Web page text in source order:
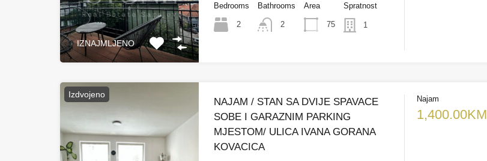
IZNAJMLJENO
Bedrooms
2
Bathrooms
2
Area
75
Spratnost
1
Izdvojeno
NAJAM / STAN SA DVIJE SPAVACE
SOBE I GARAZNIM PARKING
MJESTOM/ ULICA IVANA GORANA
KOVACICA
Najam
1,400.00KM